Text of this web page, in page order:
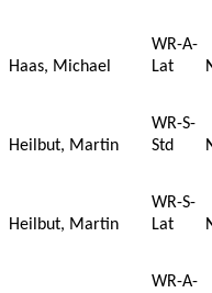
Haas, Michael
WR-A-
Lat
Heilbut, Martin
WR-S-
Std
Heilbut, Martin
WR-S-
Lat
WR-A-